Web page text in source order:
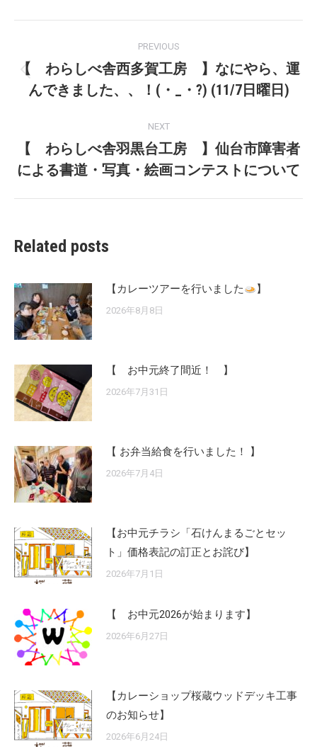
navigation
PREVIOUS
Previous
post:
【 わらしべ舎西多賀工房 】なにやら、運
んできました、、！(・_・?) (11/7日曜日)
NEXT
Next
post:
【 わらしべ舎羽黒台工房 】仙台市障害者
による書道・写真・絵画コンテストについて
Related posts
【カレーツアーを行いました 】
2026年8月8日
【 お中元終了間近！ 】
2026年7月31日
【 お弁当給食を行いました！ 】
2026年7月4日
【お中元チラシ「石けんまるごとセッ
ト」価格表記の訂正とお詫び】
2026年7月1日
【 お中元2026が始まります】
2026年6月27日
【カレーショップ桜蔵ウッドデッキ工事
のお知らせ】
2026年6月24日